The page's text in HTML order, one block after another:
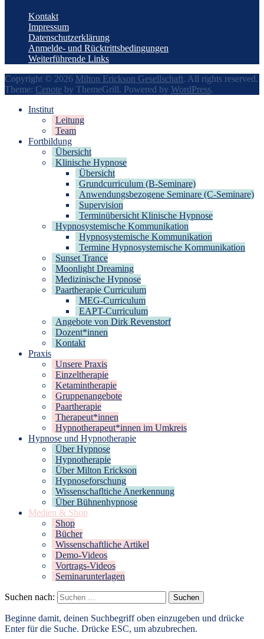
Kontakt
Impressum
Datenschutzerklärung
Anmelde- und Rücktrittsbedingungen
Weiterführende Links
Copyright © 2026 Milton Erickson Gesellschaft. All rights reserved.
Theme: Cenote by ThemeGrill. Powered by WordPress.
Institut
Leitung
Team
Fortbildung
Übersicht
Klinische Hypnose
Übersicht
Grundcurriculum (B-Seminare)
Anwendungsbezogene Seminare (C-Seminare)
Supervision
Terminübersicht Klinische Hypnose
Hypnosystemische Kommunikation
Hypnosystemische Kommunikation
Termine Hypnosystemische Kommunikation
Sunset Trance
Moonlight Dreaming
Medizinische Hypnose
Paartherapie Curriculum
MEG-Curriculum
EAPT-Curriculum
Angebote von Dirk Revenstorf
Dozent*innen
Kontakt
Praxis
Unsere Praxis
Einzeltherapie
Ketamintherapie
Gruppenangebote
Paartherapie
Therapeut*innen
Hypnotherapeut*innen im Umkreis
Hypnose und Hypnotherapie
Über Hypnose
Hypnotherapie
Über Milton Erickson
Hypnoseforschung
Wissenschafltiche Anerkennung
Über Bühnenhypnose
Medien & Shop
Shop
Bücher
Wissenschaftliche Artikel
Demo-Videos
Vortrags-Videos
Seminarunterlagen
Suchen nach:
Beginne damit, deinen Suchbegriff oben einzugeben und drücke
Enter für die Suche. Drücke ESC, um abzubrechen.